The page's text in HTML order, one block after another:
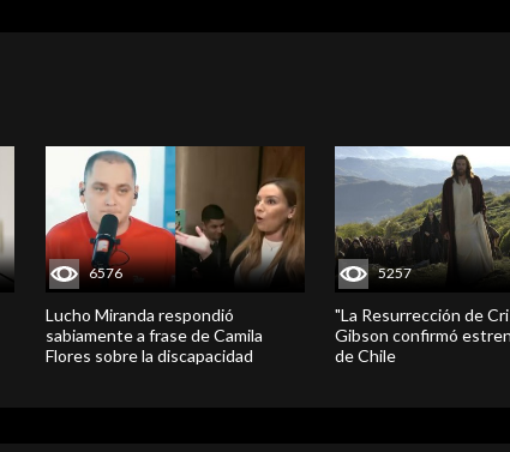
6576
Lucho Miranda respondió
sabiamente a frase de Camila
Flores sobre la discapacidad
5257
"La Resurrección de
Gibson confirmó
de Chile